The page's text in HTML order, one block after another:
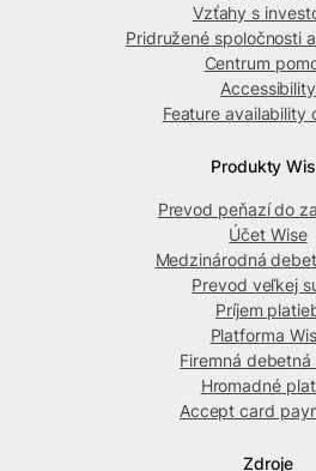
Vzťahy s
Pridružené spoločnosti
Centrum
Accessibility
Feature availability
Produkty
Prevod peňazí do
Účet Wise
Medzinárodná
Prevod veľkej
Príjem
Platforma
Firemná
Hromadné
Accept card
Zdroje